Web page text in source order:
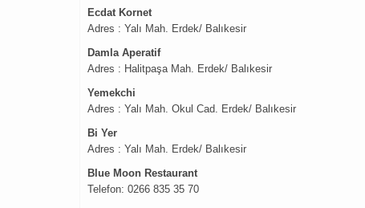
Ecdat Kornet
Adres : Yalı Mah. Erdek/ Balıkesir
Damla Aperatif
Adres : Halitpaşa Mah. Erdek/ Balıkesir
Yemekchi
Adres : Yalı Mah. Okul Cad. Erdek/ Balıkesir
Bi Yer
Adres : Yalı Mah. Erdek/ Balıkesir
Blue Moon Restaurant
Telefon: 0266 835 35 70